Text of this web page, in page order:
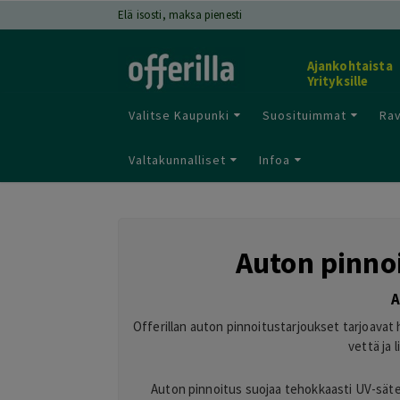
Elä isosti, maksa pienesti
Ajankohtaista
Yrityksille
Valitse Kaupunki Suosituimmat
Valtakunnalliset Infoa
Auton
Offerillan auton pinnoitustarjoukset tarjoavat
vettä ja
Auton pinnoitus suojaa tehokkaasti UV-